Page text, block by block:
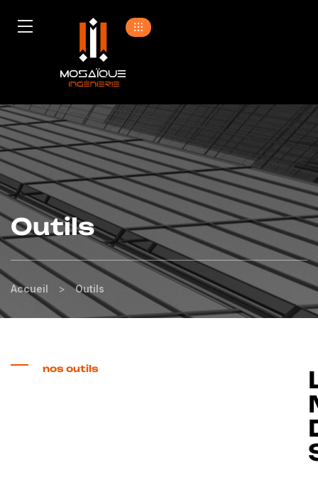
Outils
Accueil > Outils
nos outils